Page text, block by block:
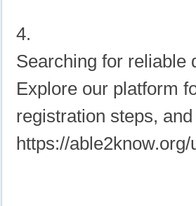
4.
Searching for reliable
Explore our platform
registration steps,
https://